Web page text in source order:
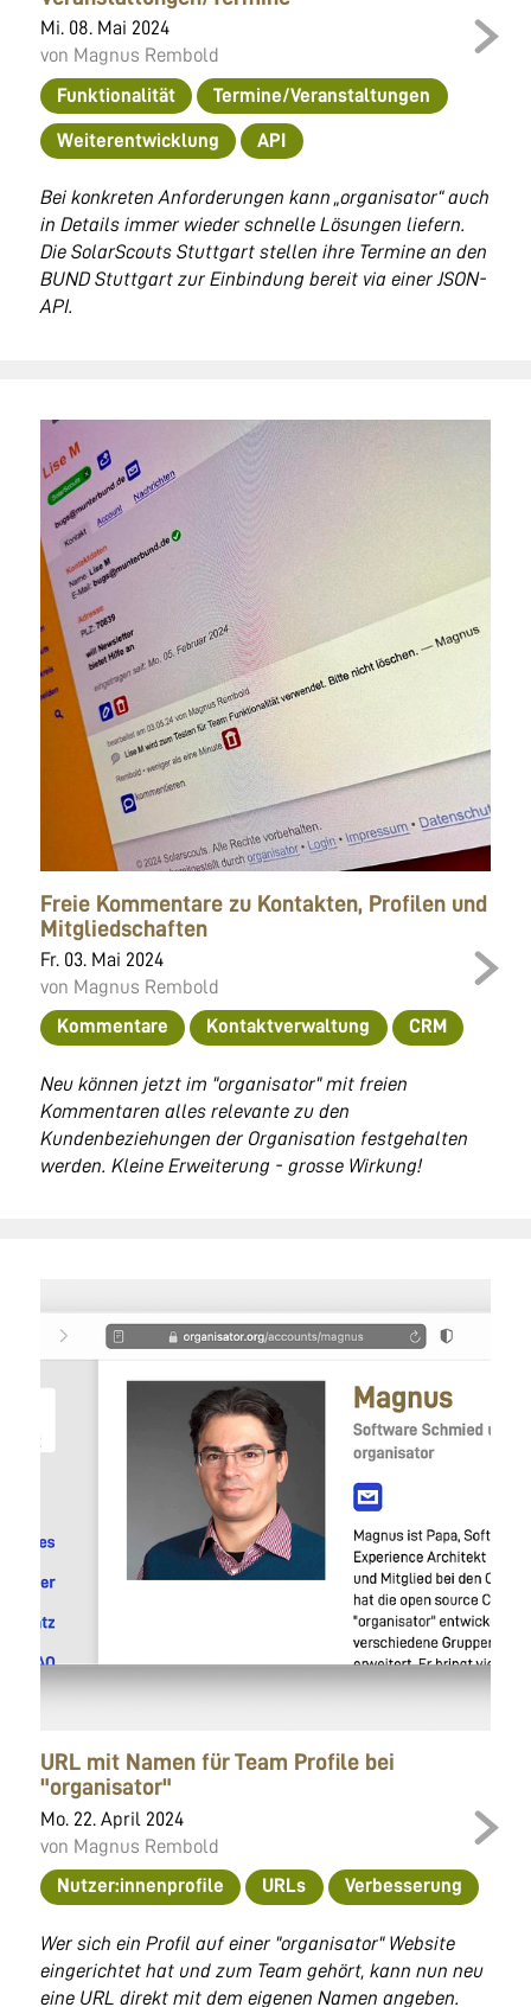
Mi. 08. Mai 2024
von Magnus Rembold
Funktionalität
Termine/Veranstaltungen
Weiterentwicklung API
Bei konkreten Anforderungen kann „organisator“ auch
in Details immer wieder schnelle Lösungen liefern.
Die SolarScouts Stuttgart stellen ihre Termine an den
BUND Stuttgart zur Einbindung bereit via einer JSON-
API.
Freie Kommentare zu Kontakten, Profilen und
Mitgliedschaften
Fr. 03. Mai 2024
von Magnus Rembold
Kommentare
Kontaktverwaltung CRM
Neu können jetzt im "organisator" mit freien
Kommentaren alles relevante zu den
Kundenbeziehungen der Organisation festgehalten
werden. Kleine Erweiterung - grosse Wirkung!
URL mit Namen für Team Profile bei
"organisator"
Mo. 22. April 2024
von Magnus Rembold
Nutzer:innenprofile
URLs Verbesserung
Wer sich ein Profil auf einer "organisator" Website
eingerichtet hat und zum Team gehört, kann nun neu
eine URL direkt mit dem eigenen Namen angeben.